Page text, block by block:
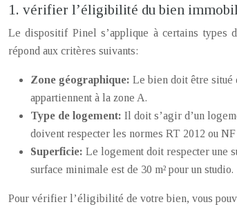
1. vérifier l’éligibilité du bien
Le dispositif Pinel s’applique à certains types
répond aux critères suivants:
Zone géographique: Le bien doit être situé
appartiennent à la zone A.
Type de logement: Il doit s’agir d’un
doivent respecter les normes RT 2012 ou
Superficie: Le logement doit respecter une
surface minimale est de 30 m² pour un studio.
Pour vérifier l’éligibilité de votre bien, vous